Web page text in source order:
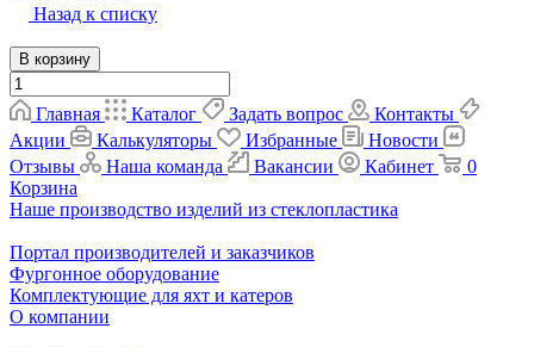
Назад к списку
В корзину
Главная Каталог Задать вопрос
Контакты
Акции
Калькуляторы Избранные
Новости
Отзывы
Наша команда Вакансии Кабинет
0
Корзина
Наше производство изделий из стеклопластика
Портал производителей и заказчиков
Фургонное оборудование
Комплектующие для яхт и катеров
О компании